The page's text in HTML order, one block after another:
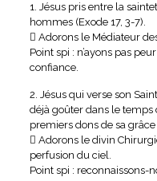
1. Jésus pris entre la
hommes (Exode 17, 3-7).
 Adorons le Médiateur
Point spi : n’ayons pas
confiance.
2. Jésus qui verse son
déjà goûter dans le
premiers dons de sa
 Adorons le divin
perfusion du ciel.
Point spi : reconnaissons-